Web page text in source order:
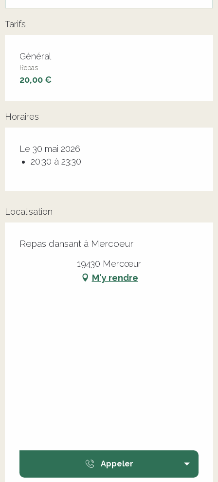
Tarifs
Tarifs 2026
Général
Repas
20,00 €
Horaires
Le 30 mai 2026
20:30 à 23:30
Localisation
Repas dansant à Mercoeur
19430 Mercœur
M'y rendre
Appeler